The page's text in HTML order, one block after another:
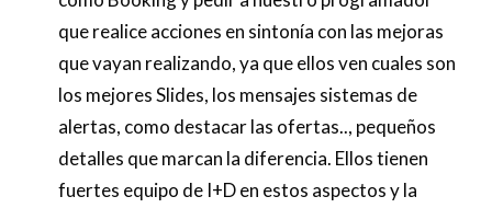
que realice acciones en sintonía con las mejoras
que vayan realizando, ya que ellos ven cuales son
los mejores Slides, los mensajes sistemas de
alertas, como destacar las ofertas.., pequeños
detalles que marcan la diferencia. Ellos tienen
fuertes equipo de I+D en estos aspectos y la